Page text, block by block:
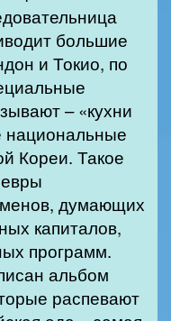
большие
и Токио, по
– «кухни
национальные
Кореи. Такое
думающих
капиталов,
программ.
альбом
распевают